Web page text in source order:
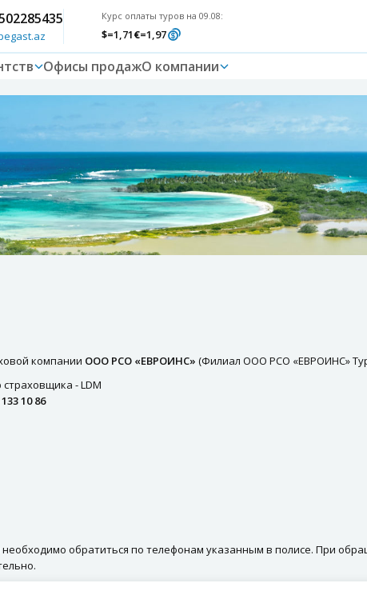
Курс оплаты туров на 09.08:
$=1,71€=1,97
Офисы продажО компании
компании ООО РСО «ЕВРОИНС» (Филиал ООО РСО «ЕВРОИНС»
- LDM
10 86
обратиться по телефонам указанным в полисе. При